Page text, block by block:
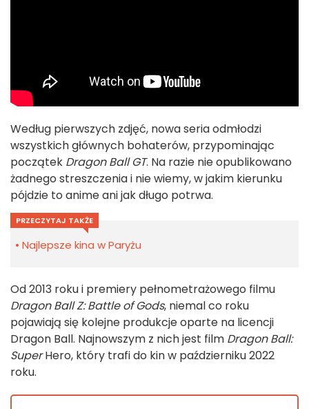
Według pierwszych zdjęć, nowa seria odmłodzi
wszystkich głównych bohaterów, przypominając
początek Dragon Ball GT. Na razie nie opublikowano
żadnego streszczenia i nie wiemy, w jakim kierunku
pójdzie to anime ani jak długo potrwa.
PRZECZYTAJ TAKŻE
Najlepsze kina w Paryżu
Od 2013 roku i premiery pełnometrażowego filmu
Dragon Ball Z: Battle of Gods, niemal co roku
pojawiają się kolejne produkcje oparte na licencji
Dragon Ball. Najnowszym z nich jest film Dragon Ball:
SuperHero, który trafi do kin w październiku 2022
roku.